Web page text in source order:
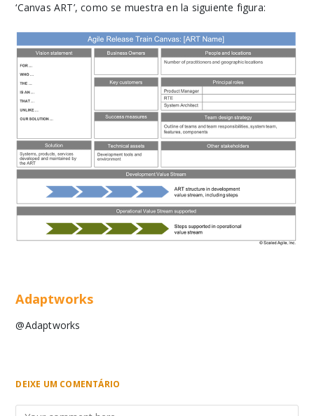
‘Canvas ART’, como se muestra en la siguiente figura:
Adaptworks
@Adaptworks
DEIXE UM COMENTÁRIO